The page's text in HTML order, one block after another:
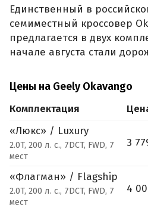
Единственный в
семиместный кроссовер
предлагается в двух
начале августа стали
Цены на Geely Okavango
Комплектация
«Люкс» / Luxury
2.0T, 200 л. с., 7DCT, FWD, 7
мест
3
«Флагман» / Flagship
2.0T, 200 л. с., 7DCT, FWD, 7
мест
4